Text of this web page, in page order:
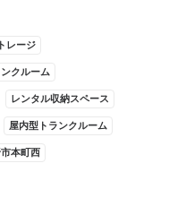
レージ
ンクルーム
レンタル収納スペース
屋内型トランクルーム
本町西